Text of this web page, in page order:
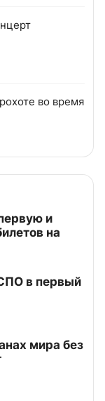
во время
и
на
в первый
мира без